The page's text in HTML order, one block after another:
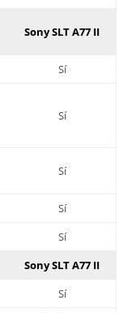
Sony SLT A77 II
Sí
Sí
Sí
Sí
Sí
Sony SLT A77 II
Sí